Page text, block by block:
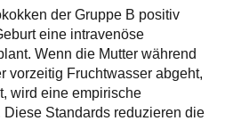
der Gruppe B positiv
eine intravenöse
Wenn die Mutter während
vorzeitig Fruchtwasser abgeht,
wird eine empirische
Standards reduzieren die